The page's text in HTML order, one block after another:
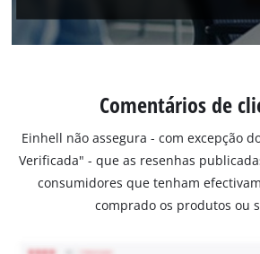
Comentários de
Einhell não assegura - com excepção
Verificada" - que as resenhas
consumidores que tenham
comprado os produtos ou